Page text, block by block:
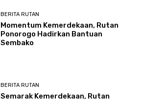
BERITA RUTAN
Momentum Kemerdekaan, Rutan
Ponorogo Hadirkan Bantuan
Sembako
BERITA RUTAN
Semarak Kemerdekaan, Rutan